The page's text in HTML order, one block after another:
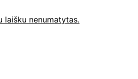
nenumatytas.